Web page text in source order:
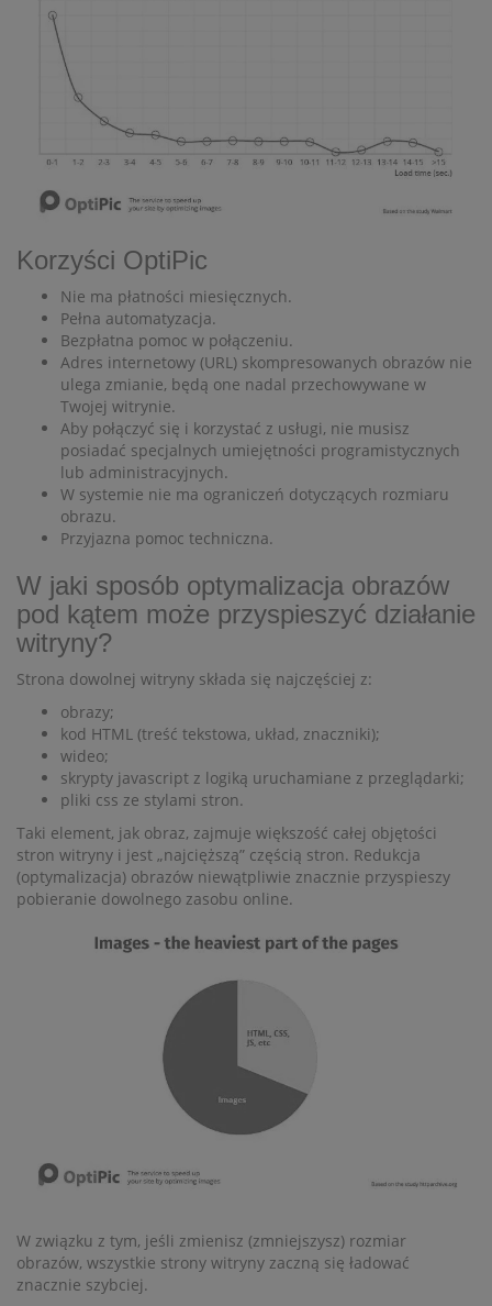
Korzyści OptiPic
Nie ma płatności miesięcznych.
Pełna automatyzacja.
Bezpłatna pomoc w połączeniu.
Adres internetowy (URL) skompresowanych obrazów nie
ulega zmianie, będą one nadal przechowywane w
Twojej witrynie.
Aby połączyć się i korzystać z usługi, nie musisz
posiadać specjalnych umiejętności programistycznych
lub administracyjnych.
W systemie nie ma ograniczeń dotyczących rozmiaru
obrazu.
Przyjazna pomoc techniczna.
W jaki sposób optymalizacja obrazów
pod kątem może przyspieszyć działanie
witryny?
Strona dowolnej witryny składa się najczęściej z:
obrazy;
kod HTML (treść tekstowa, układ, znaczniki);
wideo;
skrypty javascript z logiką uruchamiane z przeglądarki;
pliki css ze stylami stron.
Taki element, jak obraz, zajmuje większość całej objętości
stron witryny i jest „najcięższą” częścią stron. Redukcja
(optymalizacja) obrazów niewątpliwie znacznie przyspieszy
pobieranie dowolnego zasobu online.
W związku z tym, jeśli zmienisz (zmniejszysz) rozmiar
obrazów, wszystkie strony witryny zaczną się ładować
znacznie szybciej.